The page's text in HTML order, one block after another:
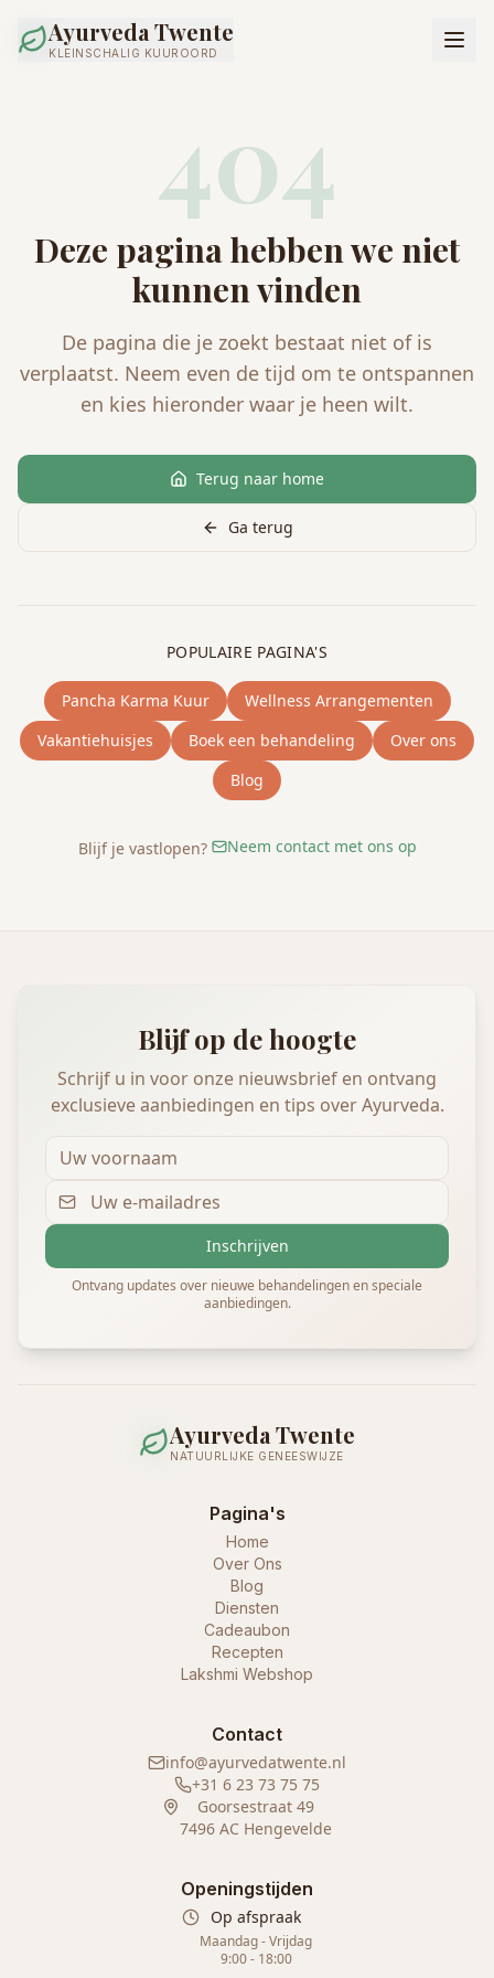
Ayurveda Twente
KLEINSCHALIG KUUROORD
404
Deze pagina hebben we niet
kunnen vinden
De pagina die je zoekt bestaat niet of is
verplaatst. Neem even de tijd om te ontspannen
en kies hieronder waar je heen wilt.
Terug naar home
Ga terug
POPULAIRE PAGINA'S
Pancha Karma Kuur
Wellness Arrangementen
Vakantiehuisjes
Boek een behandeling
Over ons
Blog
Blijf je vastlopen? Neem contact met ons op
Blijf op de hoogte
Schrijf u in voor onze nieuwsbrief en ontvang
exclusieve aanbiedingen en tips over Ayurveda.
Inschrijven
Ontvang updates over nieuwe behandelingen en speciale
aanbiedingen.
Ayurveda Twente
NATUURLIJKE GENEESWIJZE
Pagina's
Home
Over Ons
Blog
Diensten
Cadeaubon
Recepten
Lakshmi Webshop
Contact
info@ayurvedatwente.nl
+31 6 23 73 75 75
Goorsestraat 49
7496 AC Hengevelde
Openingstijden
Op afspraak
Maandag - Vrijdag
9:00 - 18:00